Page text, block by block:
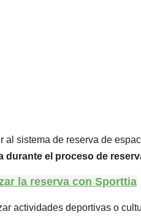
al sistema de reserva de
durante el proceso de
la reserva con Sporttia
actividades deportivas o